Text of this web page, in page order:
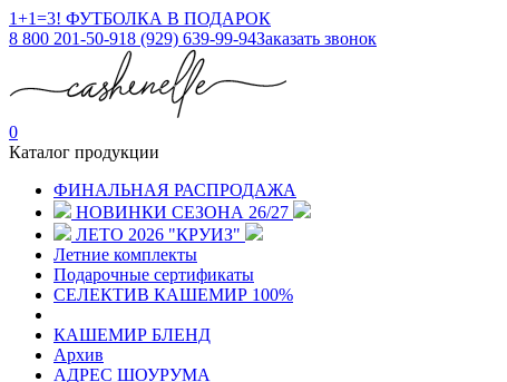
1+1=3! ФУТБОЛКА В ПОДАРОК
8 800 201-50-918 (929) 639-99-94Заказать звонок
0
Каталог продукции
ФИНАЛЬНАЯ РАСПРОДАЖА
НОВИНКИ СЕЗОНА 26/27
ЛЕТО 2026 "КРУИЗ"
Летние комплекты
Подарочные сертификаты
СЕЛЕКТИВ КАШЕМИР 100%
КАШЕМИР БЛЕНД
Архив
АДРЕС ШОУРУМА